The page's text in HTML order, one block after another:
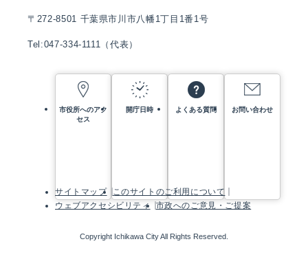
〒272-8501 千葉県市川市八幡1丁目1番1号
Tel:047-334-1111（代表）
市役所へのアク
セス
開庁日時 よくある質問 お問い合わせ
サイトマップ
このサイトのご利用について
ウェブアクセシビリティ
市政へのご意見・ご提案
Copyright Ichikawa City All Rights Reserved.